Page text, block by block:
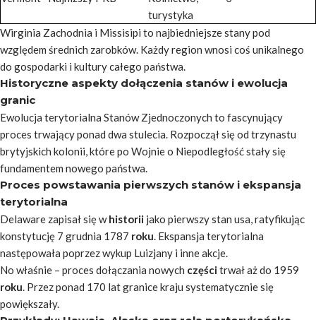
turystyka
Wirginia Zachodnia i Missisipi to najbiedniejsze stany pod
względem średnich zarobków. Każdy region wnosi coś unikalnego
do gospodarki i kultury całego państwa.
Historyczne aspekty dołączenia stanów i ewolucja
granic
Ewolucja terytorialna Stanów Zjednoczonych to fascynujący
proces trwający ponad dwa stulecia. Rozpoczął się od trzynastu
brytyjskich kolonii, które po Wojnie o Niepodległość stały się
fundamentem nowego państwa.
Proces powstawania pierwszych stanów i ekspansja
terytorialna
Delaware zapisał się whistorii jako pierwszystan usa, ratyfikując
konstytucję 7 grudnia 1787 roku. Ekspansja terytorialna
następowała poprzez wykup Luizjany i inne akcje.
No właśnie – proces dołączania nowych częścitrwał aż do 1959
roku. Przez ponad 170 lat granice kraju systematycznie się
powiększały.